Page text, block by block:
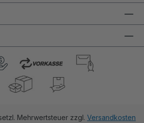
Mehrwertsteuer zzgl. Versandkosten